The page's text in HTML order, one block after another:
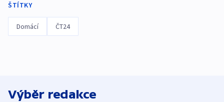
ŠTÍTKY
Domácí ČT24
Výběr redakce